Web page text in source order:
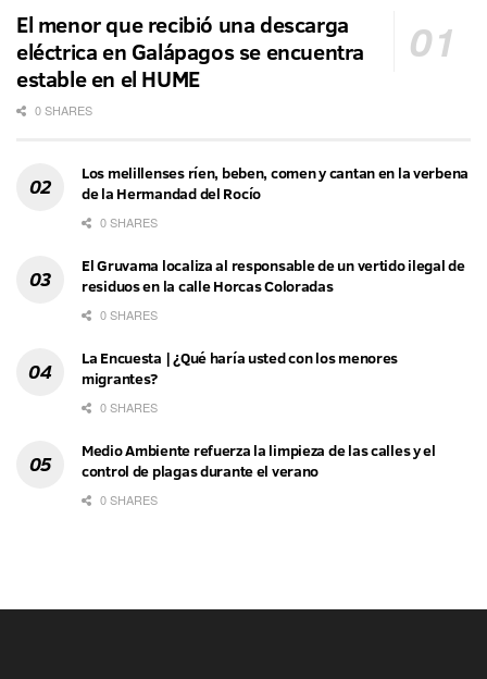
El menor que recibió una descarga
eléctrica en Galápagos se encuentra
estable en el HUME
0 SHARES
Los melillenses ríen, beben, comen y cantan en la verbena
de la Hermandad del Rocío
0 SHARES
El Gruvama localiza al responsable de un vertido ilegal de
residuos en la calle Horcas Coloradas
0 SHARES
La Encuesta | ¿Qué haría usted con los menores
migrantes?
0 SHARES
Medio Ambiente refuerza la limpieza de las calles y el
control de plagas durante el verano
0 SHARES